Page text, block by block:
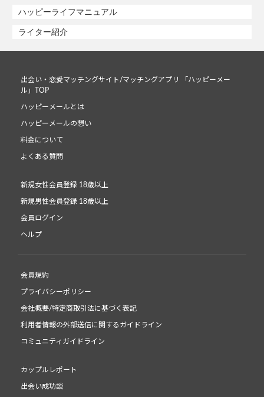
ハッピーライフマニュアル
ライター紹介
出会い・恋愛マッチングサイト/マッチングアプリ 「ハッピーメー
ル」TOP
ハッピーメールとは
ハッピーメールの想い
料金について
よくある質問
新規女性会員登録 18歳以上
新規男性会員登録 18歳以上
会員ログイン
ヘルプ
会員規約
プライバシーポリシー
会社概要/特定商取引法に基づく表記
利用者情報の外部送信に関するガイドライン
コミュニティガイドライン
カップルレポート
出会い成功談